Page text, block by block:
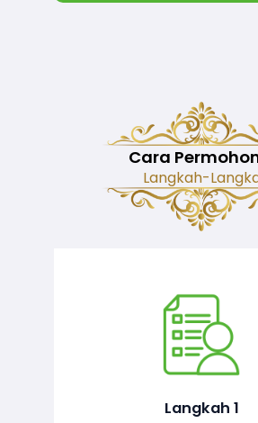
Cara
Langkah-
Langkah 1
Semakan ke atas sejarah
yang pernah dibuat oleh